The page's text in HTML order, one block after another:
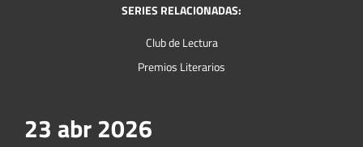
SERIES RELACIONADAS:
Club de Lectura
Premios Literarios
23 abr 2026